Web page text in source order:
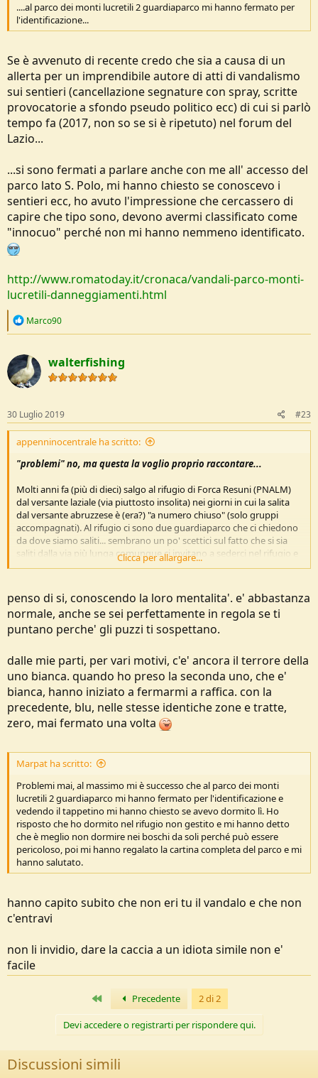
....al parco dei monti lucretili 2 guardiaparco mi hanno fermato per
l'identificazione...
Se è avvenuto di recente credo che sia a causa di un
allerta per un imprendibile autore di atti di vandalismo
sui sentieri (cancellazione segnature con spray, scritte
provocatorie a sfondo pseudo politico ecc) di cui si parlò
tempo fa (2017, non so se si è ripetuto) nel forum del
Lazio...
...si sono fermati a parlare anche con me all' accesso del
parco lato S. Polo, mi hanno chiesto se conoscevo i
sentieri ecc, ho avuto l'impressione che cercassero di
capire che tipo sono, devono avermi classificato come
"innocuo" perché non mi hanno nemmeno identificato.
http://www.romatoday.it/cronaca/vandali-parco-monti-
lucretili-danneggiamenti.html
R
c
t
i
o
s
:
Marco90
walterfishing
30 Luglio 2019 #23
appenninocentrale ha scritto:
"problemi" no, ma questa la voglio proprio raccontare...
Molti anni fa (più di dieci) salgo al rifugio di Forca Resuni (PNALM)
dal versante laziale (via piuttosto insolita) nei giorni in cui la salita
dal versante abruzzese è (era?) "a numero chiuso" (solo gruppi
accompagnati). Al rifugio ci sono due guardiaparco che ci chiedono
da dove siamo saliti... sembrano un po' scettici sul fatto che si sia
saliti dalla via più lunga comunque ci invitano a sederci nel rifugio e
ci offrono un caffe, ricambiamo condividendo una cioccolata, e si
verso il rifugio e... vedo uno dei due uscito a controllare che non si
stesse scendendo per la via "proibita"! Chissà forse l'istinto del
poliziotto ha avuto il sopravvento, forse avevamo l'aria di chi non
potesse digerire quel percorso (peraltro "soli" 15Km con 1000mt di
...mi son sempre chiesto se dopo aver condiviso caffé e cioccolata
vedendoci scendere dal versante proibito ci avrebbero poi fatto una
multa...
Clicca per allargare...
penso di si, conoscendo la loro mentalita'. e' abbastanza
normale, anche se sei perfettamente in regola se ti
puntano perche' gli puzzi ti sospettano.
dalle mie parti, per vari motivi, c'e' ancora il terrore della
uno bianca. quando ho preso la seconda uno, che e'
bianca, hanno iniziato a fermarmi a raffica. con la
precedente, blu, nelle stesse identiche zone e tratte,
zero, mai fermato una volta
Marpat ha scritto:
Problemi mai, al massimo mi è successo che al parco dei monti
lucretili 2 guardiaparco mi hanno fermato per l'identificazione e
vedendo il tappetino mi hanno chiesto se avevo dormito lì. Ho
risposto che ho dormito nel rifugio non gestito e mi hanno detto
che è meglio non dormire nei boschi da soli perché può essere
pericoloso, poi mi hanno regalato la cartina completa del parco e mi
hanno salutato.
hanno capito subito che non eri tu il vandalo e che non
c'entravi
non li invidio, dare la caccia a un idiota simile non e'
facile
Primo Precedente 2 di 2
Devi accedere o registrarti per rispondere qui.
Discussioni simili